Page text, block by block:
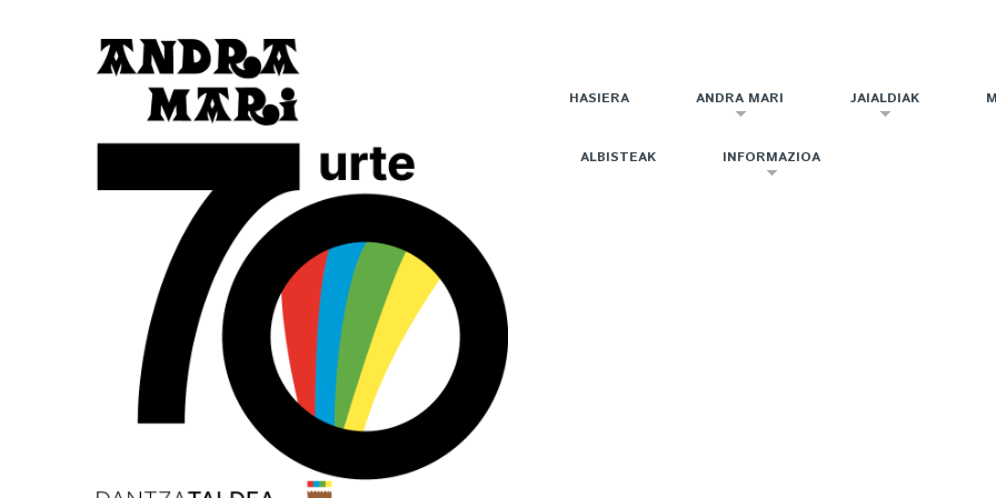
HASIERA ANDRA MARI JAIALDIAK
ALBISTEAK INFORMAZIOA